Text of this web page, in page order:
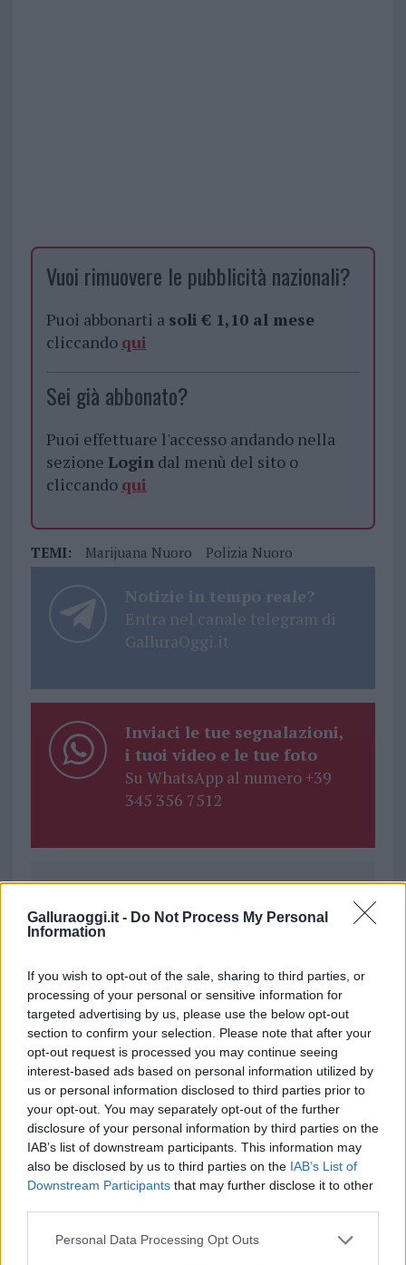
Galluraoggi.it - Do Not Process My Personal
Information
If you wish to opt-out of the sale, sharing to third parties, or
processing of your personal or sensitive information for
targeted advertising by us, please use the below opt-out
section to confirm your selection. Please note that after your
opt-out request is processed you may continue seeing
interest-based ads based on personal information utilized by
us or personal information disclosed to third parties prior to
your opt-out. You may separately opt-out of the further
disclosure of your personal information by third parties on the
IAB’s list of downstream participants. This information may
also be disclosed by us to third parties on the IAB’s List of
Downstream Participants that may further disclose it to other
Please note that this website/app uses one or more Google
Personal Data Processing Opt Outs
Vuoi rimuovere le pubblicità nazionali?
Puoi abbonarti a soli € 1,10 al mese
cliccando qui
Sei già abbonato?
Puoi effettuare l'accesso andando nella
sezione Logindal menù del sito o
cliccando qui
TEMI: Marijuana Nuoro Polizia Nuoro
Notizie in tempo reale?
Entra nel canale telegram di
GalluraOggi.it
Inviaci le tue segnalazioni,
i tuoi video e le tue foto
Su WhatsApp al numero +39
345 356 7512
Condividi l'articolo
F
a
ce
b
o
o
k
T
w
it
te
r
Pi
n
te
re
st
W
h
at
s
A
p
p
S
h
a
re
Articolo precedente
Prossimo articolo